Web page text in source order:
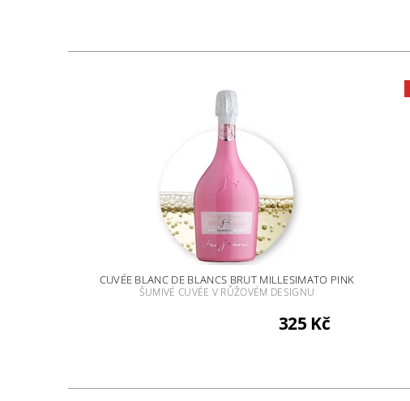
CUVÉE BLANC DE BLANCS BRUT MILLESIMATO PINK
ŠUMIVÉ CUVÉE V RŮŽOVÉM DESIGNU
325 Kč